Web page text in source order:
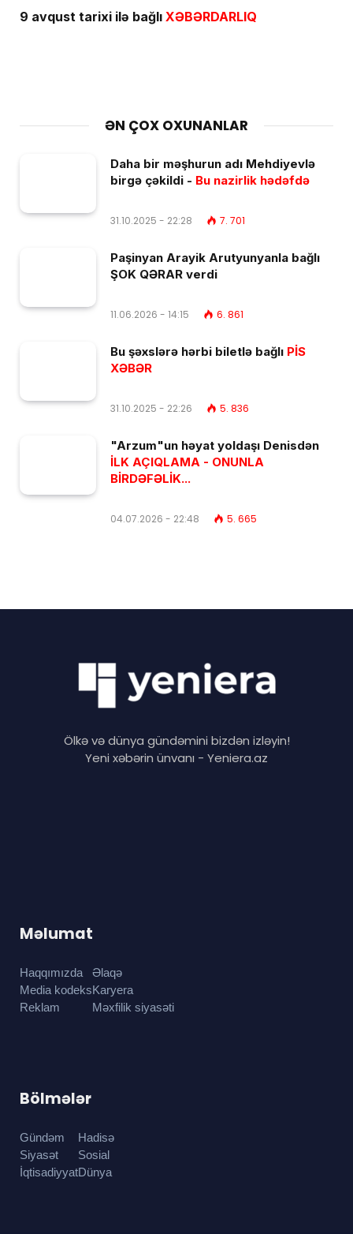
9 avqust tarixi ilə bağlı XƏBƏRDARLIQ
ƏN ÇOX OXUNANLAR
Daha bir məşhurun adı Mehdiyevlə
birgə çəkildi - Bu nazirlik hədəfdə
31.10.2025 - 22:28 7. 701
Paşinyan Arayik Arutyunyanla bağlı
ŞOK QƏRAR verdi
11.06.2026 - 14:15 6. 861
Bu şəxslərə hərbi biletlə bağlı PİS
XƏBƏR
31.10.2025 - 22:26 5. 836
"Arzum"un həyat yoldaşı Denisdən
İLK AÇIQLAMA - ONUNLA
BİRDƏFƏLİK...
04.07.2026 - 22:48 5. 665
Ölkə və dünya gündəmini bizdən izləyin!
Yeni xəbərin ünvanı - Yeniera.az
Məlumat
Haqqımızda
Media kodeks
Reklam
Əlaqə
Karyera
Məxfilik siyasəti
Bölmələr
Gündəm
Siyasət
İqtisadiyyat
Hadisə
Sosial
Dünya